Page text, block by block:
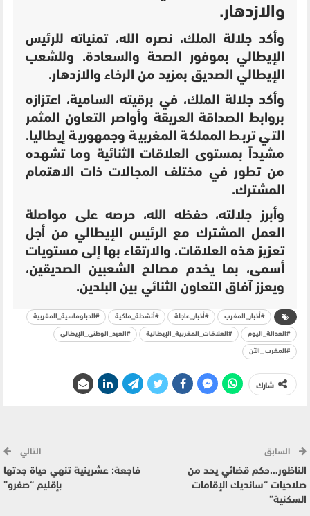
والازدهار.
وأكد جلالة الملك، نصره الله، تمنياته للرئيس
الإيطالي بموفور الصحة والسعادة. وللشعب
الإيطالي الصديق بمزيد من الرخاء والازدهار.
وأكد جلالة الملك، في برقيته السامية، اعتزازه
بروابط الصداقة العريقة وأواصر التعاون المثمر
التي تربط المملكة المغربية وجمهورية إيطاليا.
مشيداً بمستوى العلاقات الثنائية وما تشهده
من تطور في مختلف المجالات ذات الاهتمام
المشترك.
وأبرز جلالته، حفظه الله، حرصه على مواصلة
العمل المشترك مع الرئيس الإيطالي من أجل
تعزيز هذه العلاقات. والارتقاء بها إلى مستويات
أسمى، بما يخدم مصالح الشعبين الصديقين،
ويعزز آفاق التعاون الثنائي بين البلدين.
#أخبار_المغرب #أخبار_عاجلة #أنشطة_ملكية #الدبلوماسية_المغربية
#العدالة_اليوم #العلاقات_المغربية_الإيطالية #العيد_الوطني_الإيطالي
#المغرب _الآن
شارك
السابق
الناظور…حكم قضائي يحد من
صلاحيات “سانديك الإقامات
السكنية”
التالي
فاجعة: عشرينية تنهي حياة جدتها
بإقليم “صفرو”